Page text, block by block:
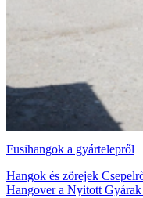
Fusihangok a gyártelepről
Hangok és zörejek
Hangover a Nyitott